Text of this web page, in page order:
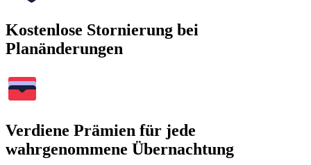
Kostenlose Stornierung bei
Planänderungen
Verdiene Prämien für jede
wahrgenommene Übernachtung